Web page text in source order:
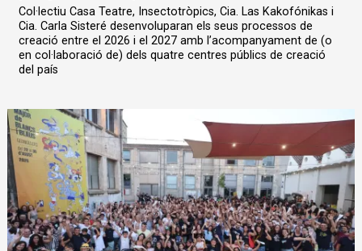
Col·lectiu Casa Teatre, Insectotròpics, Cia. Las Kakofónikas i
Cia. Carla Sisteré desenvoluparan els seus processos de
creació entre el 2026 i el 2027 amb l’acompanyament de (o
en col·laboració de) dels quatre centres públics de creació
del país